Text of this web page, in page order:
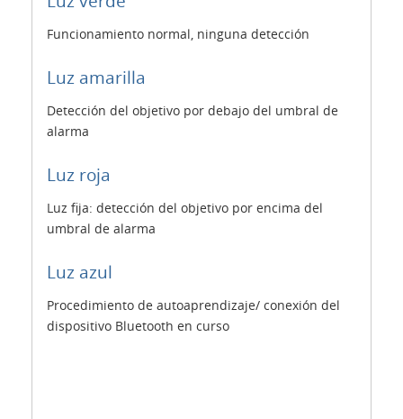
Funcionamiento normal, ninguna detección
Luz amarilla
Detección del objetivo por debajo del umbral de
alarma
Luz roja
Luz fija: detección del objetivo por encima del
umbral de alarma
Luz azul
Procedimiento de autoaprendizaje/ conexión del
dispositivo Bluetooth en curso